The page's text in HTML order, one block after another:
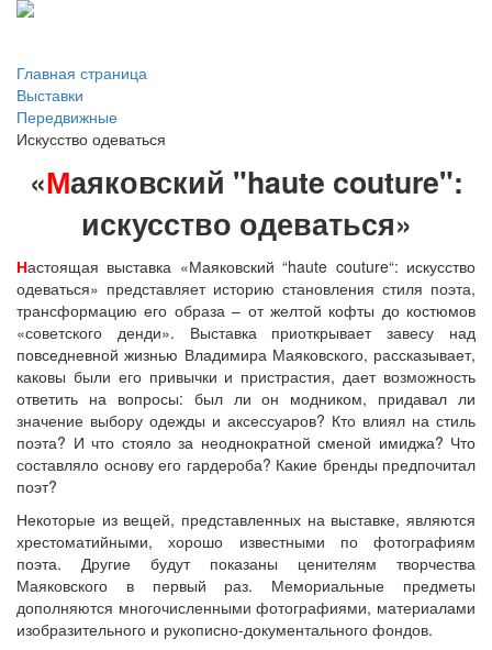
Главная страница
Выставки
Передвижные
Искусство одеваться
«Маяковский "haute couture":
искусство одеваться»
Настоящая выставка «Маяковский “haute couture“: искусство
одеваться» представляет историю становления стиля поэта,
трансформацию его образа – от желтой кофты до костюмов
«советского денди». Выставка приоткрывает завесу над
повседневной жизнью Владимира Маяковского, рассказывает,
каковы были его привычки и пристрастия, дает возможность
ответить на вопросы: был ли он модником, придавал ли
значение выбору одежды и аксессуаров? Кто влиял на стиль
поэта? И что стояло за неоднократной сменой имиджа? Что
составляло основу его гардероба? Какие бренды предпочитал
поэт?
Некоторые из вещей, представленных на выставке, являются
хрестоматийными, хорошо известными по фотографиям
поэта. Другие будут показаны ценителям творчества
Маяковского в первый раз. Мемориальные предметы
дополняются многочисленными фотографиями, материалами
изобразительного и рукописно-документального фондов.